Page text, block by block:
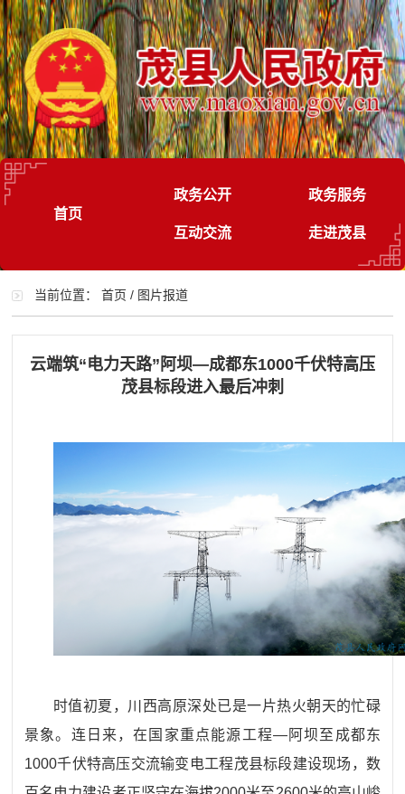
首页
政务公开 政务服务
互动交流 走进茂县
当前位置：首页 / 图片报道
云端筑“电力天路”阿坝—成都东1000千伏特高压
茂县标段进入最后冲刺
时值初夏，川西高原深处已是一片热火朝天的忙碌
景象。连日来，在国家重点能源工程—阿坝至成都东
1000千伏特高压交流输变电工程茂县标段建设现场，数